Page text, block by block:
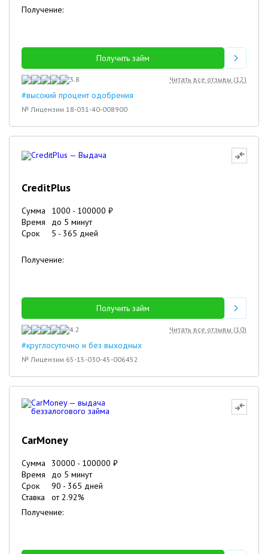
Получение:
Получить займ
3.8 Читать все отзывы (12)
#высокий процент одобрения
№ Лицензии 18-031-40-008900
CreditPlus
Сумма 1000 - 100000 ₽
Время
до 5 минут
Срок
5 - 365 дней
Получение:
Получить займ
4.2 Читать все отзывы (10)
#круглосуточно и без выходных
№ Лицензии 65-15-030-45-006452
CarMoney
Сумма 30000 - 100000 ₽
Время
до 5 минут
Срок
90 - 365 дней
Ставка
от2.92%
Получение: